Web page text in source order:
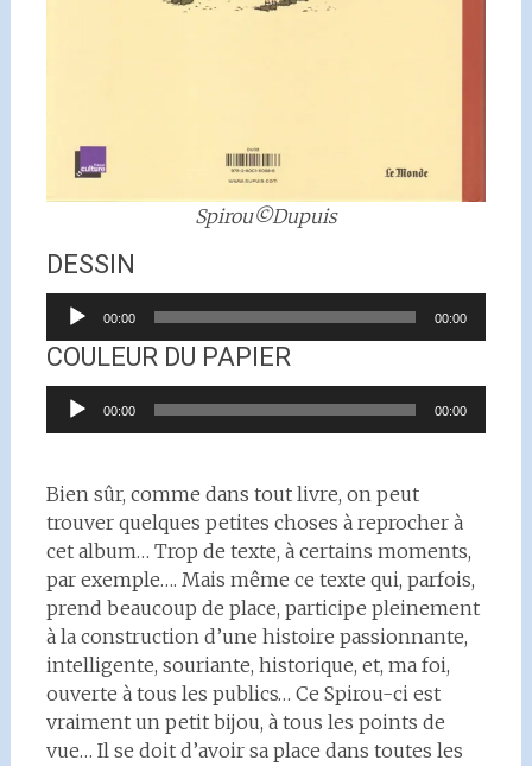
Spirou©Dupuis
DESSIN
Lecteur
audio
00:00 00:00
COULEUR DU PAPIER
Lecteur
audio
00:00 00:00
Bien sûr, comme dans tout livre, on peut
trouver quelques petites choses à reprocher à
cet album… Trop de texte, à certains moments,
par exemple…. Mais même ce texte qui, parfois,
prend beaucoup de place, participe pleinement
à la construction d’une histoire passionnante,
intelligente, souriante, historique, et, ma foi,
ouverte à tous les publics… Ce Spirou-ci est
vraiment un petit bijou, à tous les points de
vue… Il se doit d’avoir sa place dans toutes les